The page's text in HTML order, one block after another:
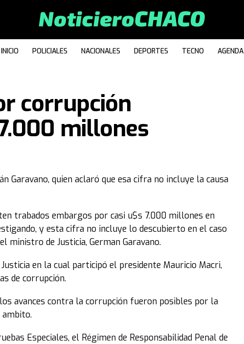
INICIO POLICIALES NACIONALES DEPORTES TECNO AGENDA
corrupción
millones
Garavano, quien aclaró que esa cifra no incluye la causa
trabados embargos por casi u$s 7.000 millones en
y esta cifra no incluye lo descubierto en el caso
ministro de Justicia, German Garavano.
en la cual participó el presidente Mauricio Macri,
de corrupción.
avances contra la corrupción fueron posibles por la
ambito.
Especiales, el Régimen de Responsabilidad Penal de